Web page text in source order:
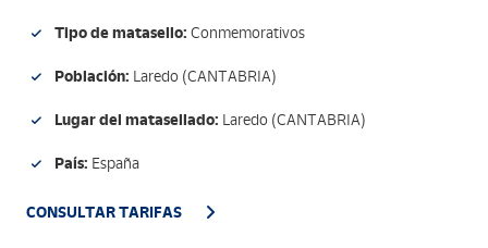
Tipo de matasello: Conmemorativos
Población: Laredo (CANTABRIA)
Lugar del matasellado: Laredo (CANTABRIA)
País: España
CONSULTAR TARIFAS